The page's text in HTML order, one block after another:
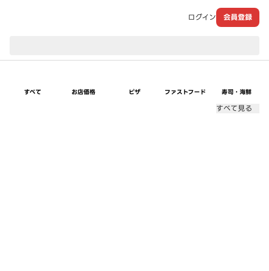
ログイン 会員登録
すべて お店価格 ピザ ファストフード 寿司・海鮮
すべて見る